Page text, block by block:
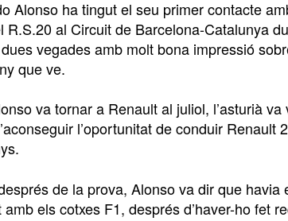
Alonso ha tingut el seu primer contacte
R.S.20 al Circuit de Barcelona-Catalunya
vegades amb molt bona impressió
que ve.
va tornar a Renault al juliol, l’asturià
l’oportunitat de conduir
de la prova, Alonso va dir que
els cotxes F1, després d’haver-ho fet